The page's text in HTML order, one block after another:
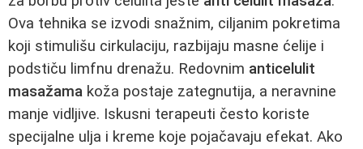
Ova tehnika se izvodi snažnim, ciljanim pokretima
koji stimulišu cirkulaciju, razbijaju masne ćelije i
podstiču limfnu drenažu. Redovnim anticelulit
masažama koža postaje zategnutija, a neravnine
manje vidljive. Iskusni terapeuti često koriste
specijalne ulja i kreme koje pojačavaju efekat. Ako